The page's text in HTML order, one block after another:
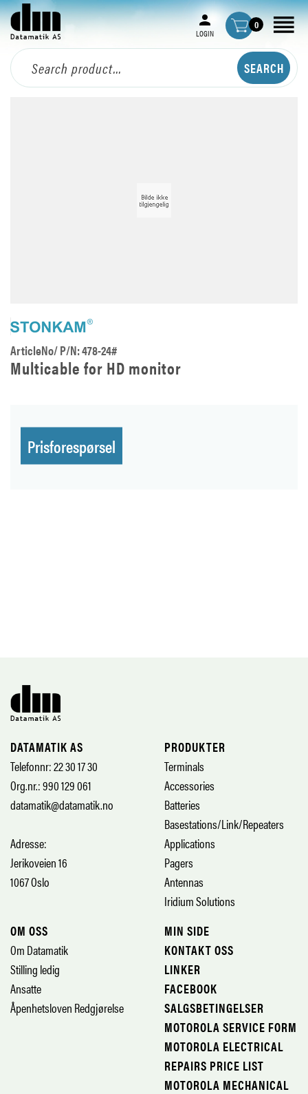
LOGIN
0
ArticleNo/ P/N: 478-24#
Multicable for HD monitor
Prisforespørsel
DATAMATIK AS
Telefonnr: 22 30 17 30
Org.nr.: 990 129 061
datamatik@datamatik.no
Adresse:
Jerikoveien 16
1067 Oslo
PRODUKTER
Terminals
Accessories
Batteries
Basestations/Link/Repeaters
Applications
Pagers
Antennas
Iridium Solutions
OM OSS
Om Datamatik
Stilling ledig
Ansatte
Åpenhetsloven Redgjørelse
MIN SIDE
KONTAKT OSS
LINKER
FACEBOOK
SALGSBETINGELSER
MOTOROLA SERVICE FORM
MOTOROLA ELECTRICAL
REPAIRS PRICE LIST
MOTOROLA MECHANICAL